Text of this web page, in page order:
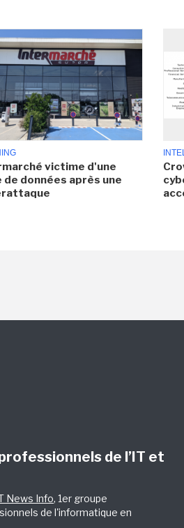
victime d'une
données après une
de l’IT et
News Info, 1er groupe
de l'informatique en